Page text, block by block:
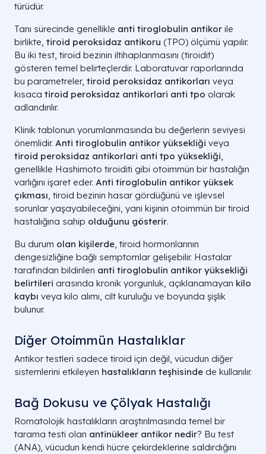
türüdür.
Tanı sürecinde genellikle anti tiroglobulin antikor ile
birlikte, tiroid peroksidaz antikoru (TPO) ölçümü yapılır.
Bu iki test, tiroid bezinin iltihaplanmasını (tiroidit)
gösteren temel belirteçlerdir. Laboratuvar raporlarında
bu parametreler, tiroid peroksidaz antikorları veya
kısaca tiroid peroksidaz antikorlari anti tpo olarak
adlandırılır.
Klinik tablonun yorumlanmasında bu değerlerin seviyesi
önemlidir. Anti tiroglobulin antikor yüksekliği veya
tiroid peroksidaz antikorlari anti tpo yüksekliği,
genellikle Hashimoto tiroiditi gibi otoimmün bir hastalığın
varlığını işaret eder. Anti tiroglobulin antikor yüksek
çıkması, tiroid bezinin hasar gördüğünü ve işlevsel
sorunlar yaşayabileceğini, yani kişinin otoimmün bir tiroid
hastalığına sahip olduğunu gösterir.
Bu durum olan kişilerde, tiroid hormonlarının
dengesizliğine bağlı semptomlar gelişebilir. Hastalar
tarafından bildirilen anti tiroglobulin antikor yüksekliği
belirtileri arasında kronik yorgunluk, açıklanamayan kilo
kaybı veya kilo alımı, cilt kuruluğu ve boyunda şişlik
bulunur.
Diğer Otoimmün Hastalıklar
Antikor testleri sadece tiroid için değil, vücudun diğer
sistemlerini etkileyen hastalıkların teşhisinde de kullanılır.
Bağ Dokusu ve Çölyak Hastalığı
Romatolojik hastalıkların araştırılmasında temel bir
tarama testi olan antinükleer antikor nedir? Bu test
(ANA), vücudun kendi hücre çekirdeklerine saldırdığını